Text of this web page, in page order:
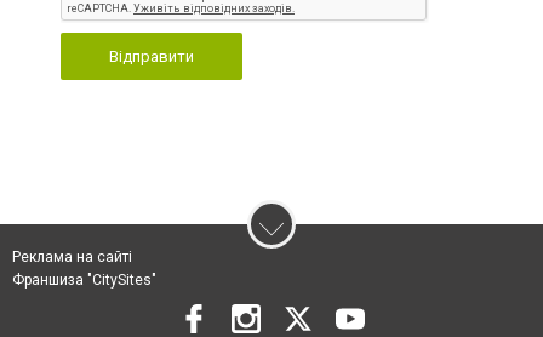
Відправити
Реклама на сайті
Франшиза "CitySites"